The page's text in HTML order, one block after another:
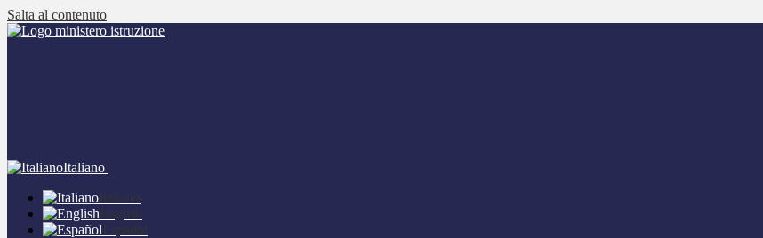
Salta al contenuto
Italiano
Italiano
English
Español